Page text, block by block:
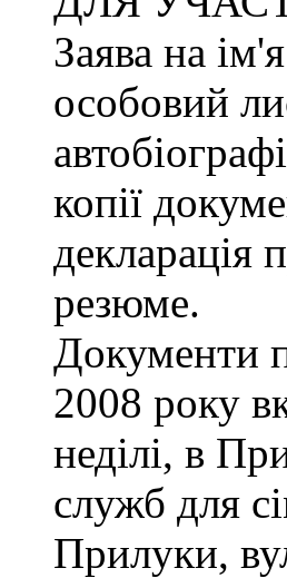
Заява на
особовий
копії
декларація
резюме.
Документи
2008 року
неділі, в
служб для
Прилуки,